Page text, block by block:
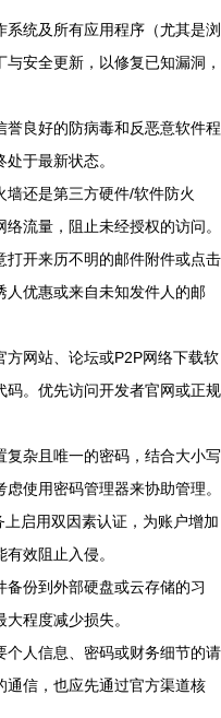
系统及所有应用程序（尤其是浏
安全更新，以修复已知漏洞，
誉良好的防病毒和反恶意软件程
于最新状态。
还是第三方硬件/软件防火
流量，阻止未经授权的访问。
打开来历不明的邮件附件或点击
人优惠或来自未知发件人的邮
方网站、论坛或P2P网络下载软
。优先访问开发者官网或正规
复杂且唯一的密码，结合大小写
使用密码管理器来协助管理。
上启用双因素认证，为账户增加
效阻止入侵。
备份到外部硬盘或云存储的习
程度减少损失。
个人信息、密码或财务细节的请
通信，也应先通过官方渠道核